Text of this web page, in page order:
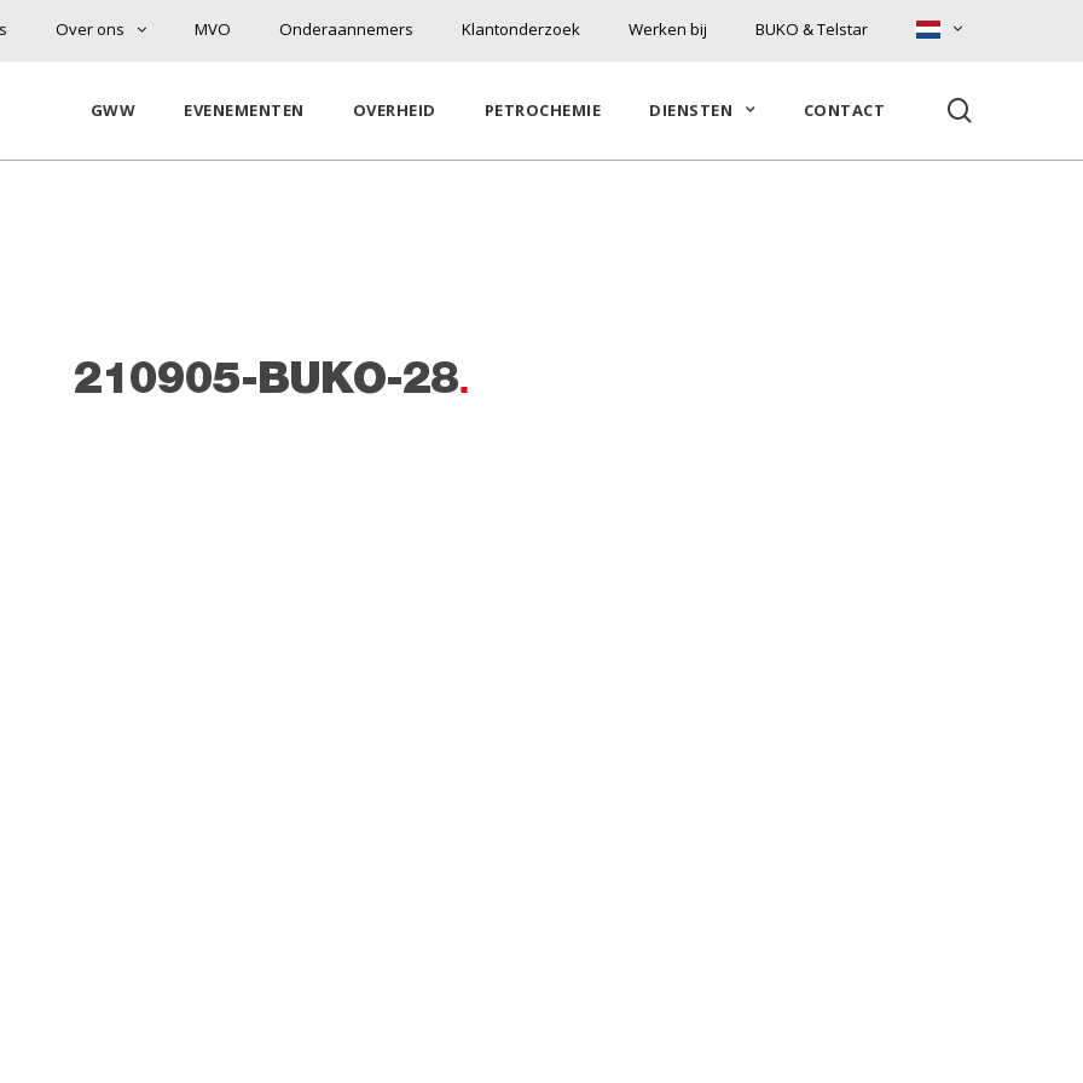
Over ons MVO Onderaannemers Klantonderzoek Werken bij BUKO & Telstar
GWW EVENEMENTEN OVERHEID PETROCHEMIE DIENSTEN CONTACT
210905-BUKO-28